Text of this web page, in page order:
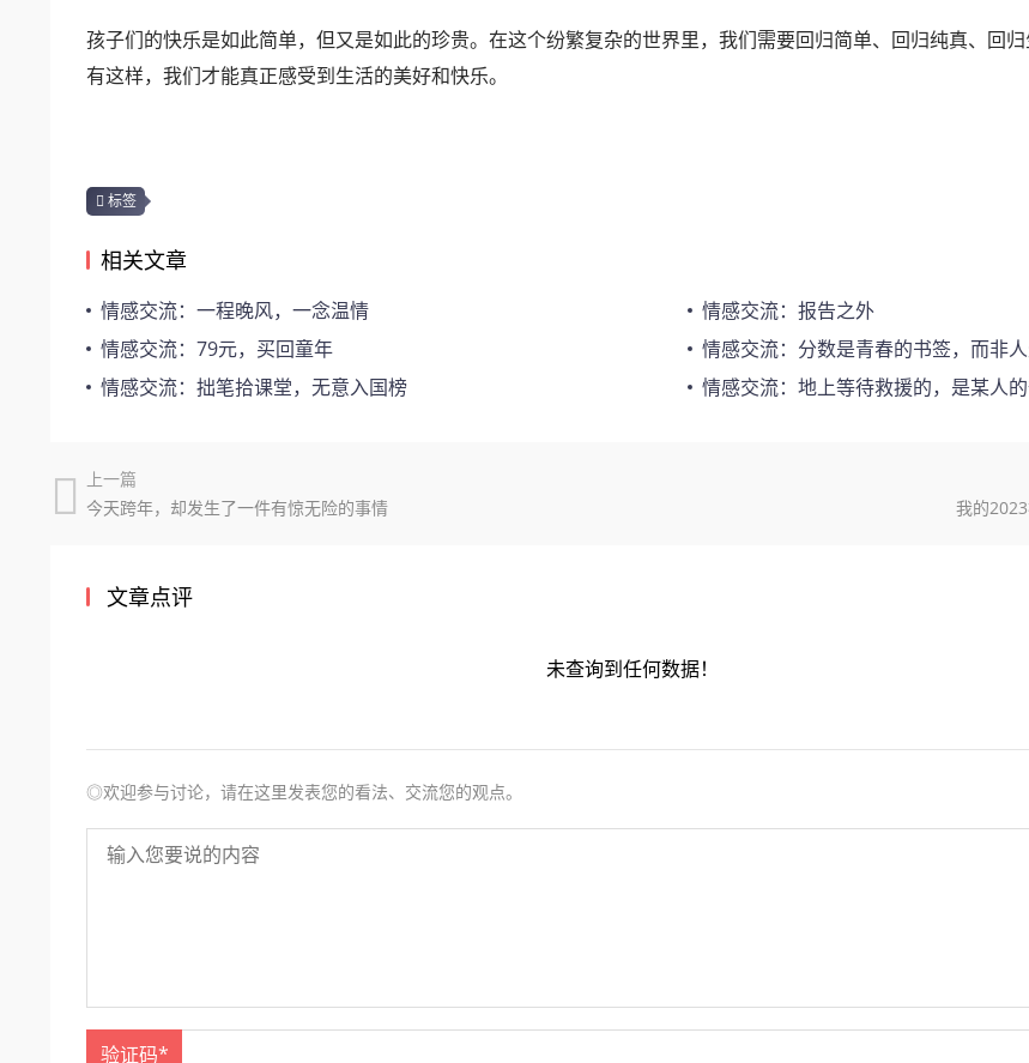
孩子们的快乐是如此简单，但又是如此的珍贵。在这个纷繁复杂的世界里，我们需要回归简单、回归纯真、回
有这样，我们才能真正感受到生活的美好和快乐。
标签
相关文章
情感交流：一程晚风，一念温情
情感交流：报告之外
情感交流：79元，买回童年
情感交流：分数是青春的书签，而非
情感交流：拙笔拾课堂，无意入国榜
情感交流：地上等待救援的，是某人
上一篇
今天跨年，却发生了一件有惊无险的事情
我的
文章点评
未查询到任何数据！
◎欢迎参与讨论，请在这里发表您的看法、交流您的观点。
验证码*